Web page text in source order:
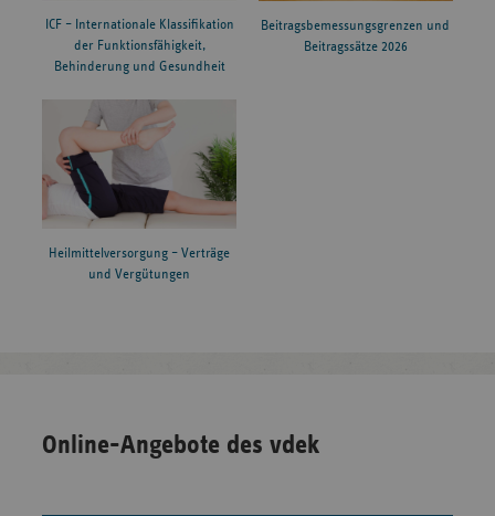
ICF – Internationale Klassifikation
der Funktionsfähigkeit,
Behinderung und Gesundheit
Beitragsbemessungsgrenzen und
Beitragssätze 2026
Heilmittelversorgung – Verträge
und Vergütungen
Online-Angebote des vdek